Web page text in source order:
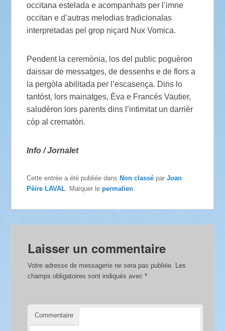
occitana estelada e acompanhats per l’imne
occitan e d’autras melodias tradicionalas
interpretadas pel grop niçard Nux Vomica.
Pendent la ceremònia, los del public poguèron
daissar de messatges, de dessenhs e de flors a
la pergòla abilitada per l’escasença. Dins lo
tantòst, lors mainatges, Èva e Francés Vautier,
saludèron lors parents dins l’intimitat un darrièr
còp al crematòri.
Info / Jornalet
Cette entrée a été publiée dansNon classé parJoan
Pèire LAVAL . Marquer lepermalien
Laisser un commentaire
Votre adresse de messagerie ne sera pas publiée. Les
champs obligatoires sont indiqués avec*
Commentaire